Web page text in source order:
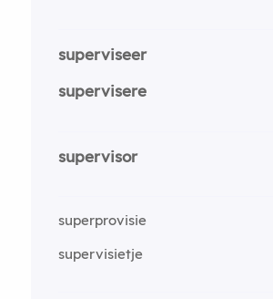
superviseer
supervisere
supervisor
superprovisie
supervisietje